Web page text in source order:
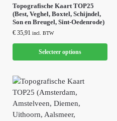
Topografische Kaart TOP25
(Best, Veghel, Boxtel, Schijndel,
Son en Breugel, Sint-Oedenrode)
€ 35,91 incl. BTW
Selecteer options